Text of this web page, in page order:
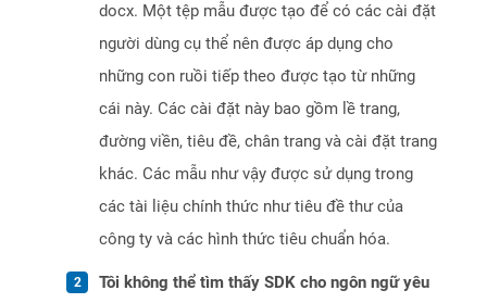
docx. Một tệp mẫu được tạo để có các cài đặt
người dùng cụ thể nên được áp dụng cho
những con ruồi tiếp theo được tạo từ những
cái này. Các cài đặt này bao gồm lề trang,
đường viền, tiêu đề, chân trang và cài đặt trang
khác. Các mẫu như vậy được sử dụng trong
các tài liệu chính thức như tiêu đề thư của
công ty và các hình thức tiêu chuẩn hóa.
Tôi không thể tìm thấy SDK cho ngôn ngữ yêu